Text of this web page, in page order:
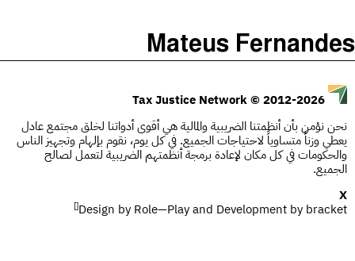
Justicia Impositiva
É Da Sua Conta
Impôts et Justice Sociale
Unequal India Decoded
الحلقات (0)
المصطلحات
يبحث
Mateus Fernandes
© 2012-2026
نحن نؤمن بأن أنظمتنا الضريبية والمالية هي أقوى أدواتنا لخلق مجتمع عادل
يعطي وزناً متساوياً لاحتياجات الجميع. في كل يوم، نقوم بإلهام وتجهيز الناس
والحكومات في كل مكان لإعادة برمجة أنظمتهم الضريبية لتعمل لصالح
الجميع.
X
Design by Role—Playand Development by bracket
[]